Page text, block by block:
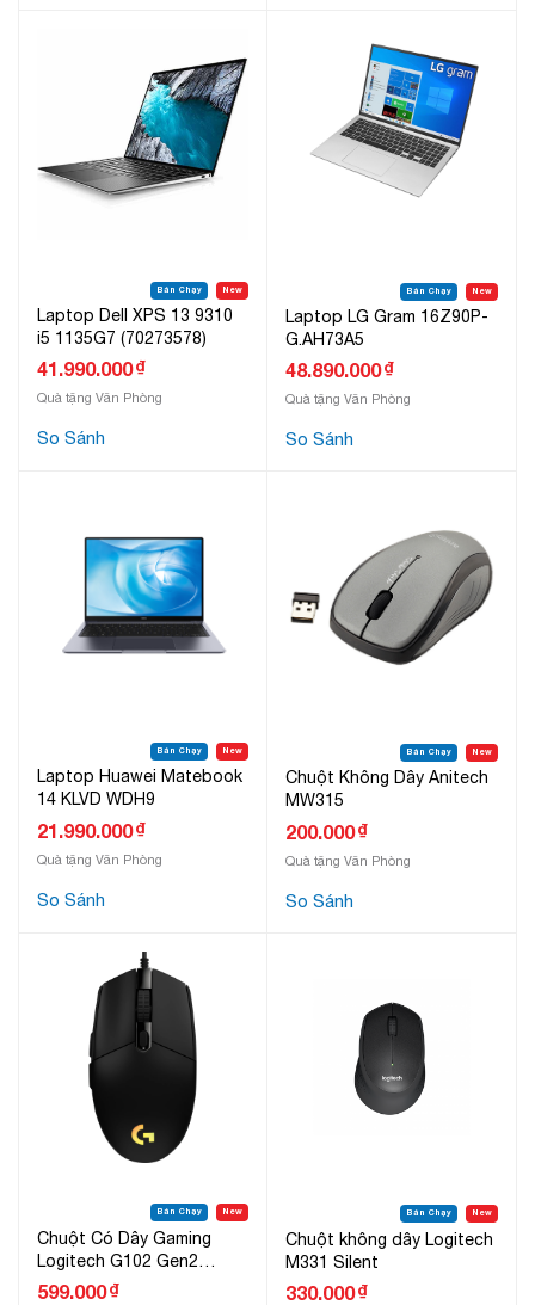
Bán Chạy New
Laptop Dell XPS 13 9310
i5 1135G7 (70273578)
41.990.000₫
Quà tặng Văn Phòng
So Sánh
Bán Chạy New
Laptop LG Gram 16Z90P-
G.AH73A5
48.890.000₫
Quà tặng Văn Phòng
So Sánh
Bán Chạy New
Laptop Huawei Matebook
14 KLVD WDH9
21.990.000₫
Quà tặng Văn Phòng
So Sánh
Bán Chạy New
Chuột Không Dây Anitech
MW315
200.000₫
Quà tặng Văn Phòng
So Sánh
Bán Chạy New
Chuột Có Dây Gaming
Logitech G102 Gen2
Lightsync
599.000₫
Bán Chạy New
Chuột không dây Logitech
M331 Silent
330.000₫